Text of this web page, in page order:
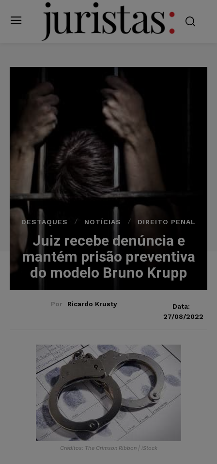
DESTAQUES NOTÍCIAS DIREITO PENAL
Juiz recebe denúncia e
mantém prisão preventiva
do modelo Bruno Krupp
Por Ricardo Krusty
Data:
27/08/2022
Créditos: The Crimson Ribbon | iStock